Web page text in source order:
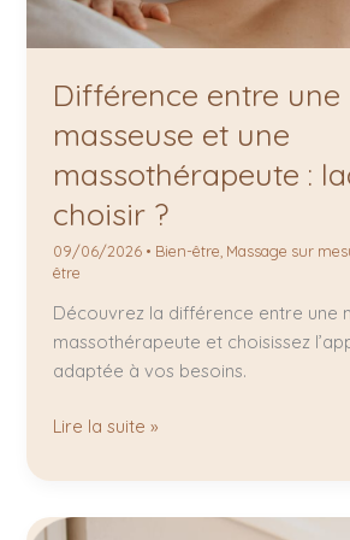
Différence entre une
masseuse et une
massothérapeute :
choisir ?
09/06/2026 • Bien-être Massage sur
être
Découvrez la différence entre une
massothérapeute et choisissez
adaptée à vos besoins.
Lire la suite »
Formation